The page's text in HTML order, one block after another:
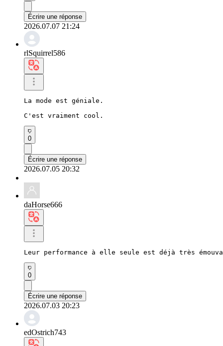
Écrire une réponse
2026.07.07 21:24
rlSquirrel586
La mode est géniale.
C'est vraiment cool.
0
Écrire une réponse
2026.07.05 20:32
daHorse666
Leur performance à elle seule est déjà très
0
Écrire une réponse
2026.07.03 20:23
edOstrich743